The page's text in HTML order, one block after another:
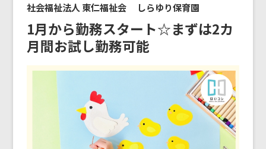
社会福祉法人 東仁福祉会 しらゆり保育園
1月から勤務スタート☆まずは2カ
月間お試し勤務可能